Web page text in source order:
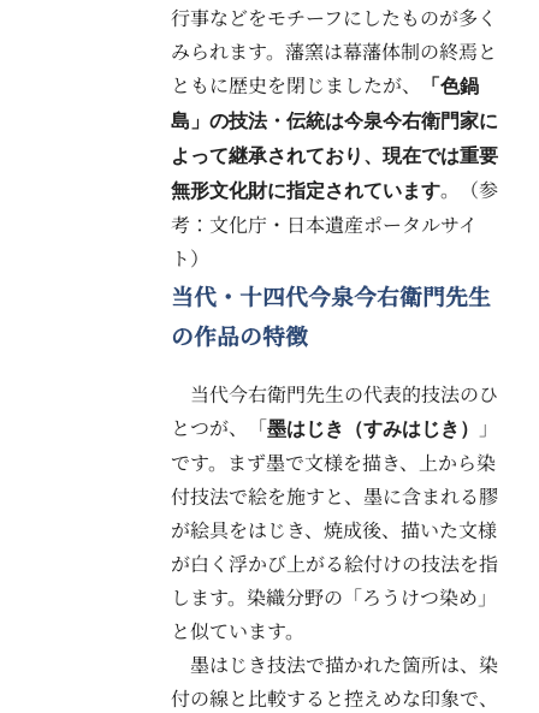
行事などをモチーフにしたものが多く
みられます。藩窯は幕藩体制の終焉と
ともに歴史を閉じましたが、
「色鍋
島」の技法・伝統は今泉今右衛門家に
よって継承されており、現在では重要
無形文化財に指定されています。（参
考：文化庁・日本遺産ポータルサイ
ト）
当代・十四代今泉今右衛門先生
の作品の特徴
当代今右衛門先生の代表的技法のひ
とつが、「墨はじき（すみはじき）
」
です。まず墨で文様を描き、上から染
付技法で絵を施すと、墨に含まれる膠
が絵具をはじき、焼成後、描いた文様
が白く浮かび上がる絵付けの技法を指
します。染織分野の「ろうけつ染め」
と似ています。
墨はじき技法で描かれた箇所は、染
付の線と比較すると控えめな印象で、